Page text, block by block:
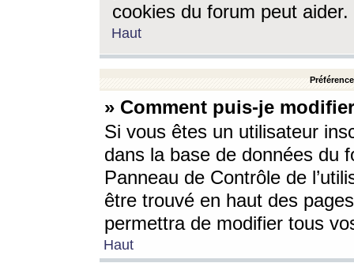
cookies du forum peut aider.
Haut
» Comment puis-je
Si vous êtes un utilisateur
dans la base de données du
Panneau de Contrôle de
être trouvé en haut des
permettra de modifier tous
Haut